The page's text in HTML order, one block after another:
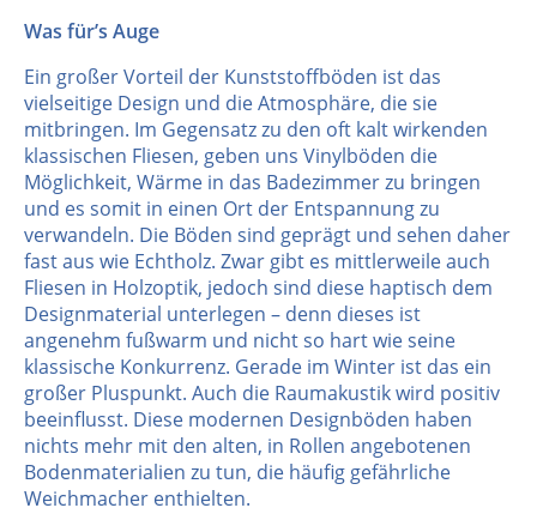
Was für’s Auge
Ein großer Vorteil der Kunststoffböden ist das
vielseitige Design und die Atmosphäre, die sie
mitbringen. Im Gegensatz zu den oft kalt wirkenden
klassischen Fliesen, geben uns Vinylböden die
Möglichkeit, Wärme in das Badezimmer zu bringen
und es somit in einen Ort der Entspannung zu
verwandeln. Die Böden sind geprägt und sehen daher
fast aus wie Echtholz. Zwar gibt es mittlerweile auch
Fliesen in Holzoptik, jedoch sind diese haptisch dem
Designmaterial unterlegen – denn dieses ist
angenehm fußwarm und nicht so hart wie seine
klassische Konkurrenz. Gerade im Winter ist das ein
großer Pluspunkt. Auch die Raumakustik wird positiv
beeinflusst. Diese modernen Designböden haben
nichts mehr mit den alten, in Rollen angebotenen
Bodenmaterialien zu tun, die häufig gefährliche
Weichmacher enthielten.